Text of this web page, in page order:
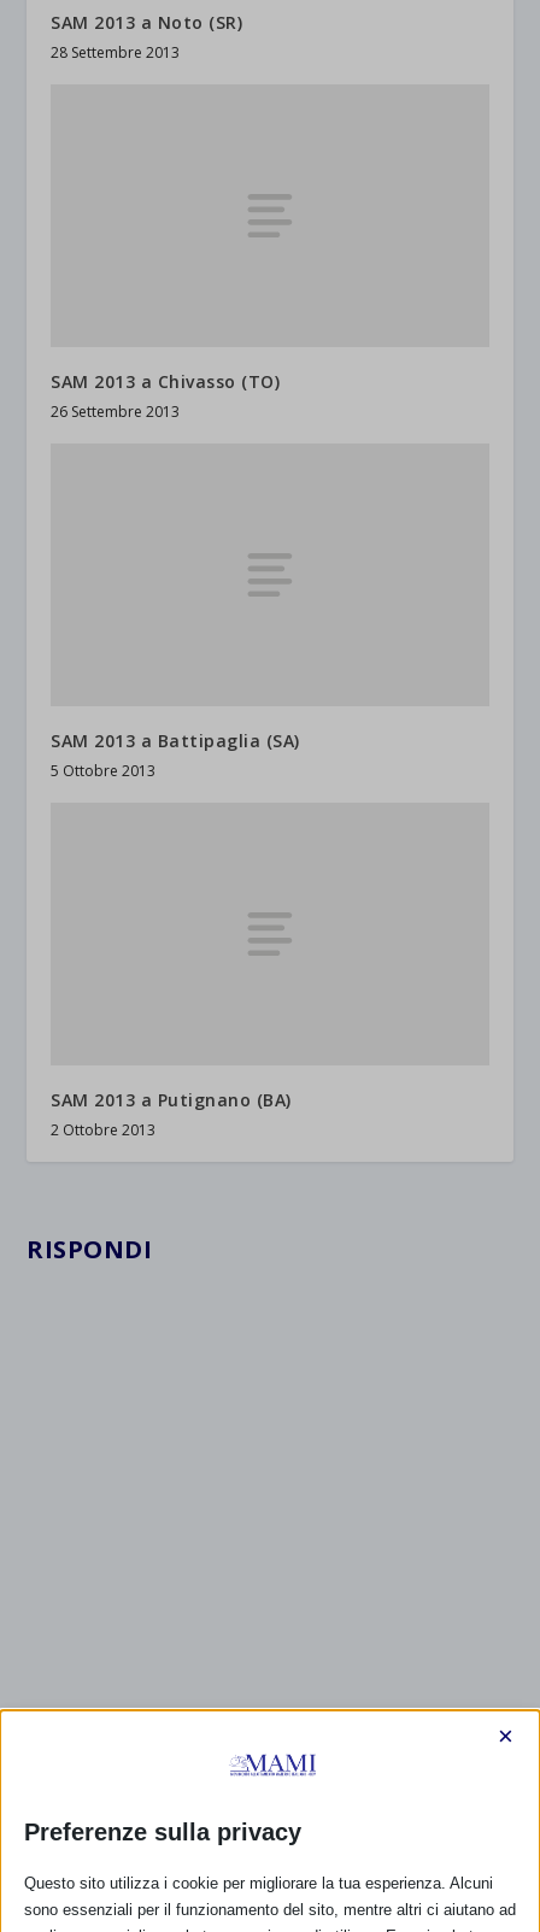
SAM 2013 a Noto (SR)
28 Settembre 2013
SAM 2013 a Chivasso (TO)
26 Settembre 2013
SAM 2013 a Battipaglia (SA)
5 Ottobre 2013
SAM 2013 a Putignano (BA)
2 Ottobre 2013
RISPONDI
Non ci sono eventi
Preferenze sulla privacy
×
Questo sito utilizza i cookie per migliorare la tua esperienza. Alcuni
sono essenziali per il funzionamento del sito, mentre altri ci aiutano ad